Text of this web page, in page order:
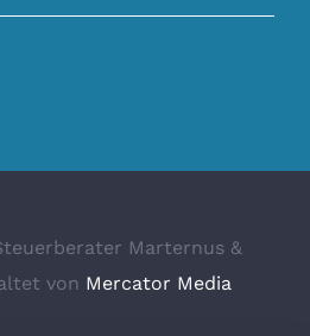
Marternus &
von Mercator Media